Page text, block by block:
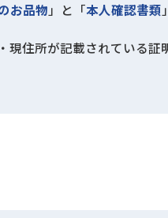
お品物 」と「本人確認書類 」
現住所が記載されている証